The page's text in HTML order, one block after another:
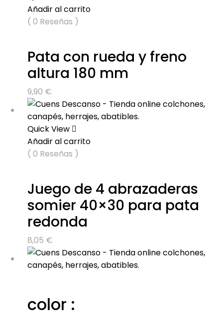
Añadir al carrito
( 0 Reseñas )
Pata con rueda y freno
altura 180 mm
9,90 €
Quick View
Añadir al carrito
( 0 Reseñas )
Juego de 4 abrazaderas
somier 40×30 para pata
redonda
8,05 €
color :